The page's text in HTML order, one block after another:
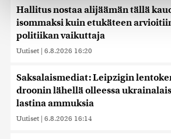
Käytämme evästeitä tarjoamamme
räätälöimiseen, sosiaalisen median
tukemiseen ja kävijämäärämme
jaamme sosiaalisen median,
alan kumppaneillemme tietoja siitä,
tietoja muihin tietoihin, joita olet
kerätty, kun olet käyttänyt heidän
saatetaan myös siirtää ulkomaille.
Hallitus nostaa alijäämän tällä
isommaksi kuin etukäteen
politiikan vaikuttaja
Uutiset | 6.8.2026 16:20
Saksalaismediat: Leipzigin
droonin lähellä olleessa
lastina ammuksia
Uutiset | 6.8.2026 16:14